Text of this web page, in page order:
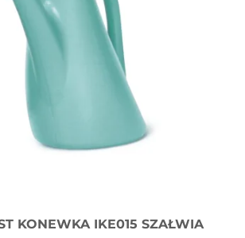
KONEWKA IKE015 SZAŁWIA